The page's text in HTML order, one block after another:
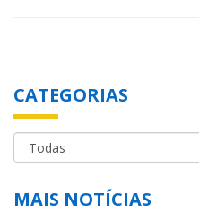
CATEGORIAS
MAIS NOTÍCIAS